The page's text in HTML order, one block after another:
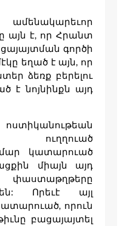
այն է, որ Հրանտ
գործի
եղած է այն, որ
ձեռք բերելու
է նոյնինքն այդ
ուղղուած
կատարուած
միայն այդ
փաստաթղթերը
Որեւէ այլ
որուն
բացայայտել